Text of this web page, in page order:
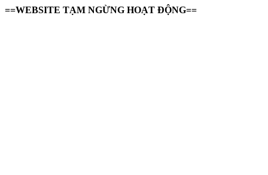
==WEBSITE TẠM NGỪNG HOẠT ĐỘNG==